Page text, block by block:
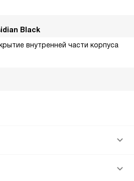
Black
внутренней части корпуса